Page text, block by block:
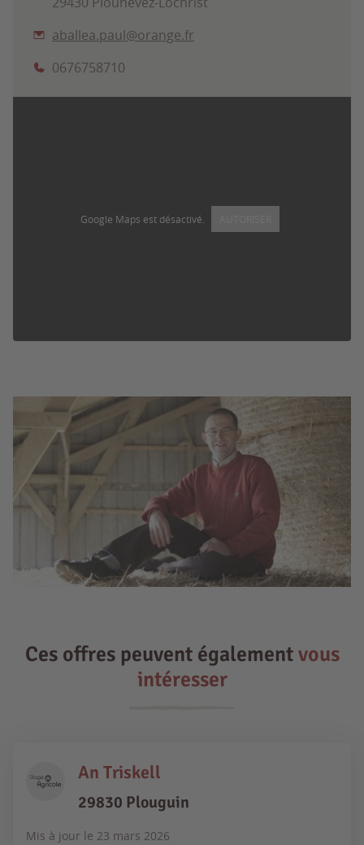
aballea.paul@orange.fr
0676758710
Google Maps est désactivé.
Ces offres peuvent égalementvous
intéresser
An Triskell
29830 Plouguin
Mis à jour le 23 mars 2026